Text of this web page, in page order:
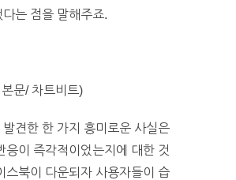
다는 점을 말해주죠.
문/ 차트비트)
발견한 한 가지 흥미로운 사실은
응이 즉각적이었는지에 대한 것
스북이 다운되자 사용자들이 습